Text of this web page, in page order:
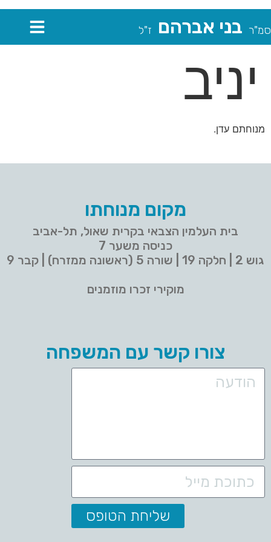
סמ"ר בני אברהם ז"ל
יניב
מנוחתם עדן.
מקום מנוחתו
בית העלמין הצבאי בקרית שאול, תל-אביב
כניסה משער 7
גוש 2 | חלקה 19 | שורה 5 (ראשונה ממזרח) | קבר 9
מוקירי זכרו מוזמנים
צורו קשר עם המשפחה
שליחת הטופס